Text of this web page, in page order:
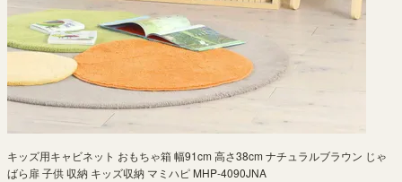
キッズ用キャビネット おもちゃ箱 幅91cm 高さ38cm ナチュラルブラウン じゃ
ばら扉 子供 収納 キッズ収納 マミハピ MHP-4090JNA